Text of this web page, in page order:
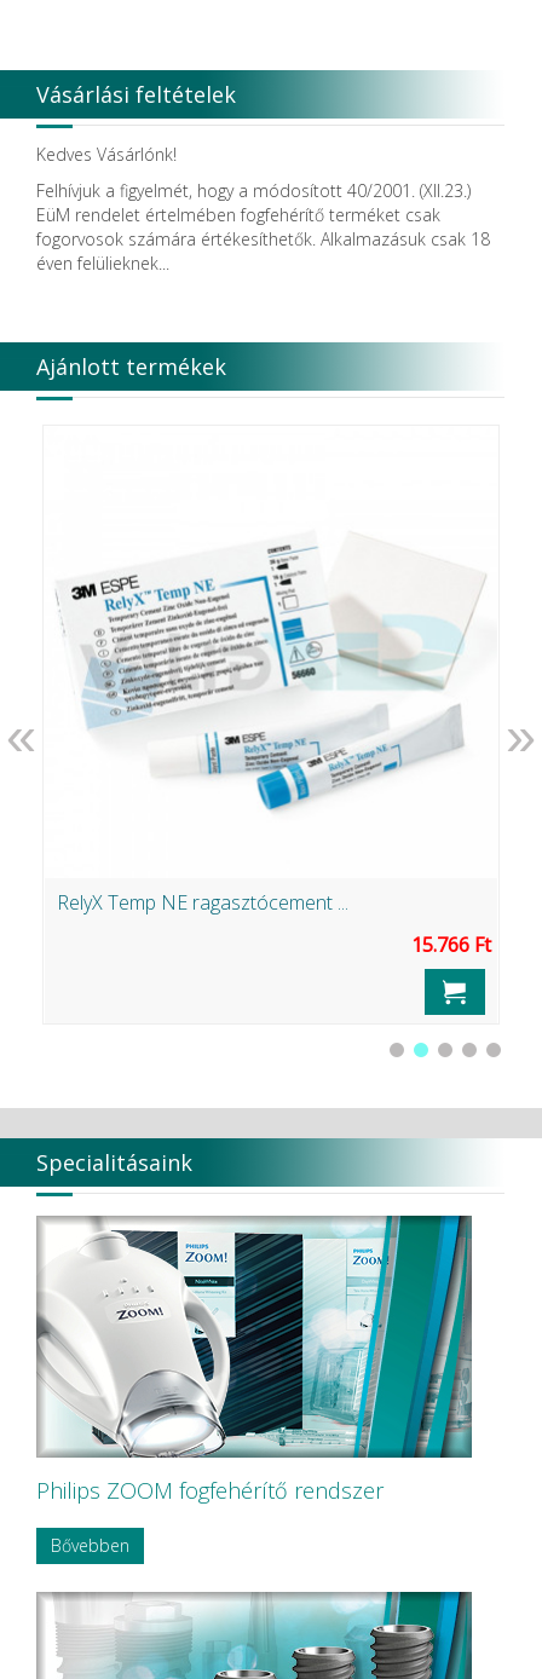
Vásárlási feltételek
Kedves Vásárlónk!
Felhívjuk a figyelmét, hogy a módosított 40/2001. (XII.23.)
EüM rendelet értelmében fogfehérítő terméket csak
fogorvosok számára értékesíthetők. Alkalmazásuk csak 18
éven felülieknek...
Ajánlott termékek
RelyX Temp NE ragasztócement ...
15.766 Ft
« »
Specialitásaink
Philips ZOOM fogfehérítő rendszer
Bővebben